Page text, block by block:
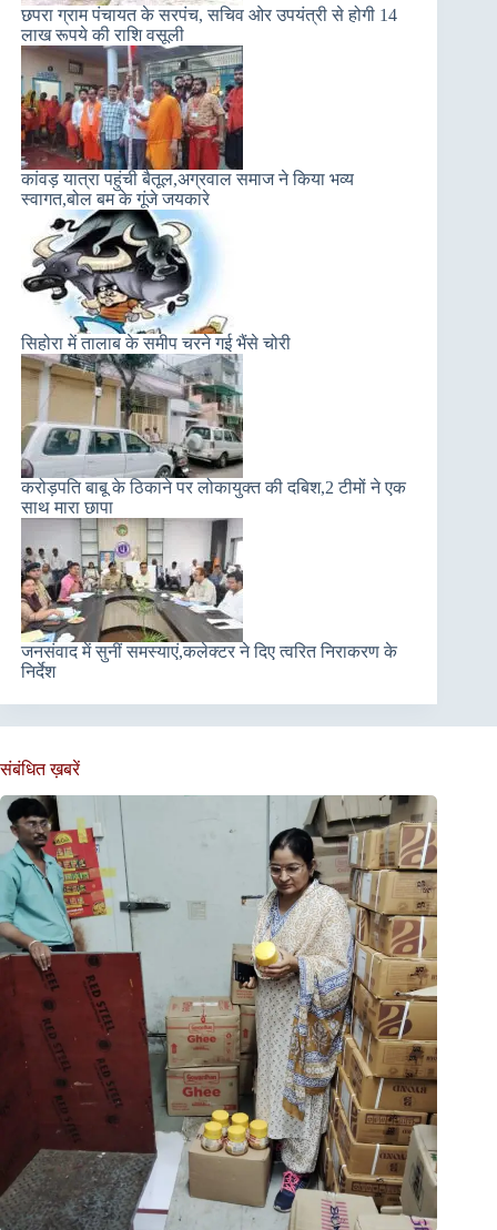
छपरा ग्राम पंचायत के सरपंच, सचिव ओर उपयंत्री से होगी 14
लाख रूपये की राशि वसूली
कांवड़ यात्रा पहुंची बैतूल,अग्रवाल समाज ने किया भव्य
स्वागत,बोल बम के गूंजे जयकारे
सिहोरा में तालाब के समीप चरने गई भैंसे चोरी
करोड़पति बाबू के ठिकाने पर लोकायुक्त की दबिश,2 टीमों ने एक
साथ मारा छापा
जनसंवाद में सुनीं समस्याएं,कलेक्टर ने दिए त्वरित निराकरण के
निर्देश
संबंधित ख़बरें